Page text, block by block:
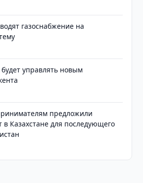
газоснабжение на
управлять новым
предложили
в Казахстане для последующего